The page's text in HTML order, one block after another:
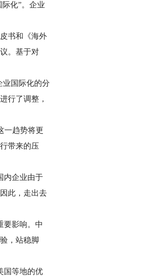
化”。企业
书和《海外
。基于对
业国际化的分
行了调整，
一趋势将更
带来的压
内企业由于
此，走出去
要影响。中
，站稳脚
国等地的优